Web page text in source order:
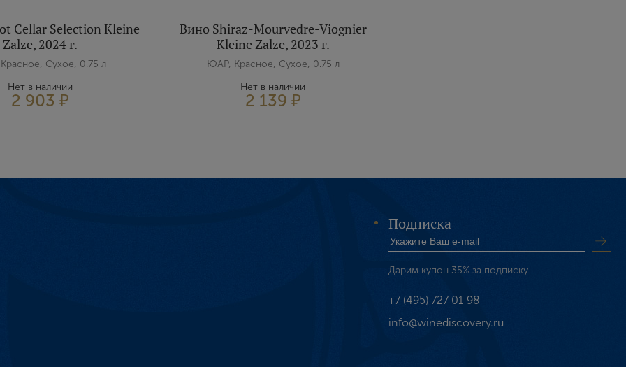
Cellar Selection Kleine
Zalze, 2024 г.
Сухое, 0.75 л
Нет в наличии
2 903 ₽
Вино Shiraz-Mourvedre-Viognier
Kleine Zalze, 2023 г.
ЮАР, Красное, Сухое, 0.75 л
Нет в наличии
2 139 ₽
Подписка
Дарим купон 35% за подписку
+7 (495) 727 01 98
info@winediscovery.ru